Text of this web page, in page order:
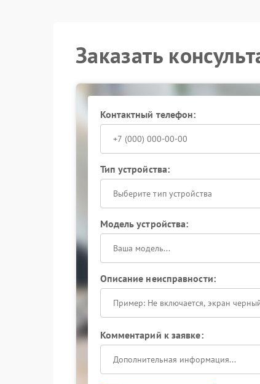
Заказать
Контактный телефон:
Тип устройства:
Выберите тип устройства
Модель устройства:
Описание неисправности:
Комментарий к заявке: